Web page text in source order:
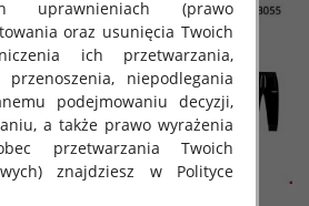
uprawnieniach (prawo
oraz usunięcia Twoich
ich przetwarzania,
niepodlegania
podejmowaniu decyzji,
a także prawo wyrażenia
przetwarzania Twoich
znajdziesz w Polityce